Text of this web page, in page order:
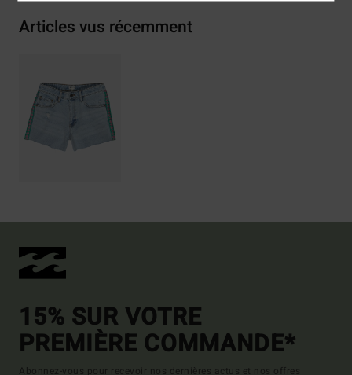
Articles vus récemment
15% SUR VOTRE
PREMIÈRE COMMANDE*
Abonnez-vous pour recevoir nos dernières actus et nos offres